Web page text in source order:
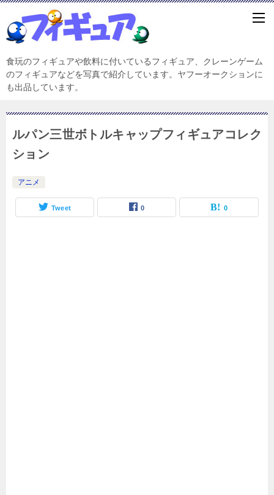
食玩のフィギュアや飲料に付いているフィギュア、クレーンゲーム
のフィギュアなどを写真で紹介しています。ヤフーオークションに
も出品しています。
ルパン三世ボトルキャップフィギュアコレク
ション
アニメ
Tweet 0 0